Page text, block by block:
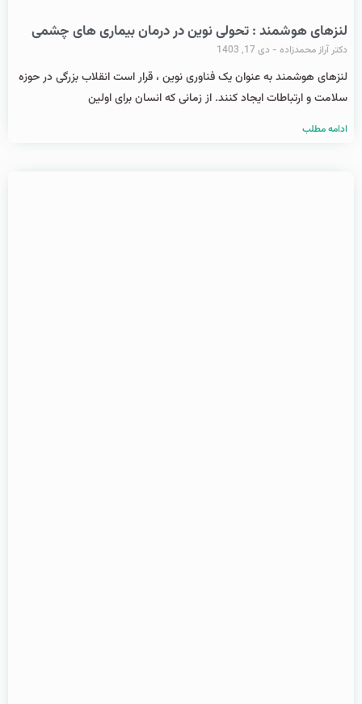
لنزهای هوشمند : تحولی نوین در درمان بیماری‌ های چشمی
دکتر آراز محمدزاده دی 17, 1403
لنزهای هوشمند به عنوان یک فناوری نوین ، قرار است انقلاب بزرگی در حوزه
سلامت و ارتباطات ایجاد کنند. از زمانی که انسان برای اولین
ادامه مطلب